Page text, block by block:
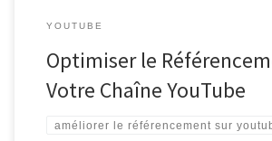
YOUTUBE
Optimiser le
Votre Chaîne YouTube
améliorer le référencement sur